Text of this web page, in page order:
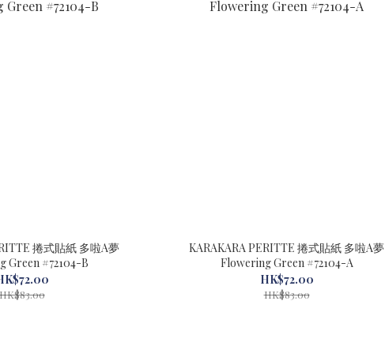
捲式貼紙 多啦A夢
Flowering Green #72104-B
KARAKARA PERITTE 捲式貼紙 多啦A夢
Flowering Green #72104-A
HK$72.00
HK$83.00